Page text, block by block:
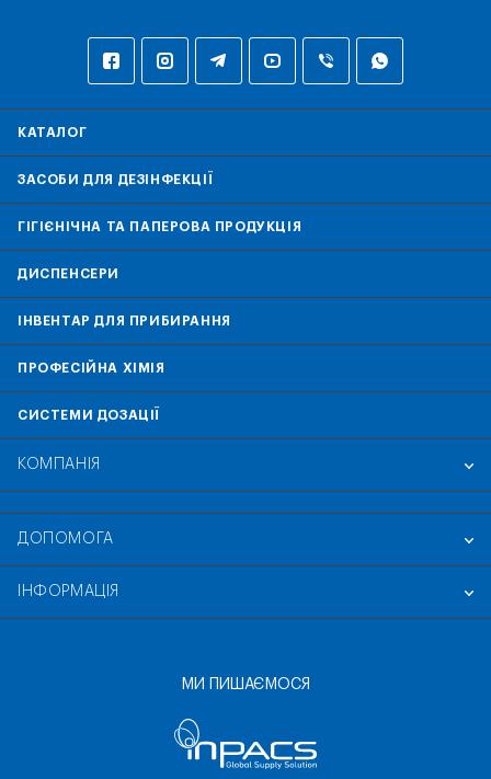
КАТАЛОГ
ЗАСОБИ ДЛЯ ДЕЗІНФЕКЦІЇ
ГІГІЄНІЧНА ТА ПАПЕРОВА ПРОДУКЦІЯ
ДИСПЕНСЕРИ
ІНВЕНТАР ДЛЯ ПРИБИРАННЯ
ПРОФЕСІЙНА ХІМІЯ
СИСТЕМИ ДОЗАЦІЇ
КОМПАНІЯ
ДОПОМОГА
ІНФОРМАЦІЯ
МИ ПИШАЄМОСЯ